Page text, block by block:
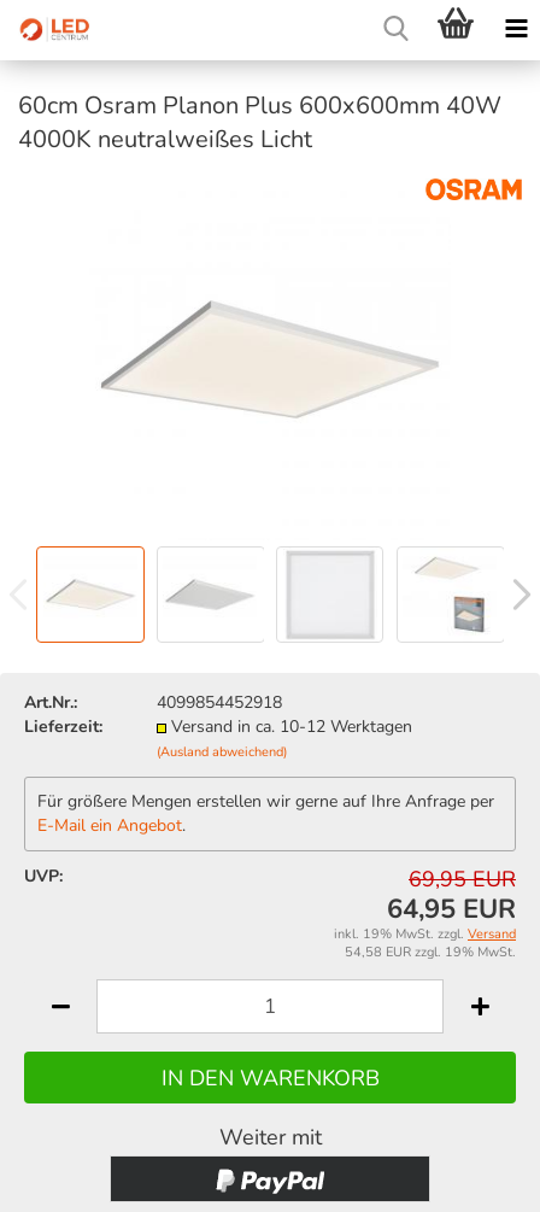
60cm Osram Planon Plus 600x600mm 40W
4000K neutralweißes Licht
Art.Nr.:
4099854452918
Lieferzeit:
Versand in ca. 10-12 Werktagen
(Ausland abweichend)
Für größere Mengen erstellen wir gerne auf Ihre Anfrage per
E-Mail ein Angebot.
UVP: 69,95 EUR
64,95 EUR
inkl. 19% MwSt. zzgl. Versand
54,58 EUR zzgl. 19% MwSt.
Weiter mit